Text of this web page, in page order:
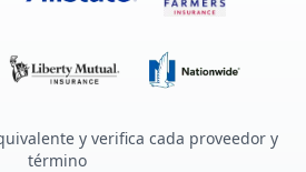
y verifica cada proveedor y
término